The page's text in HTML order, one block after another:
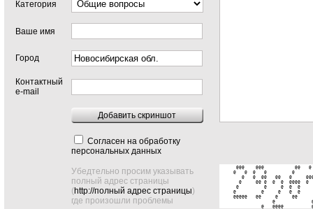
Категория
Ваше имя
Город
Контактный
e-mail
Добавить скриншот
Согласен на обработку
персональных данных
Убедтельно просим указывать
полный адрес страницы
(http://полный адрес страницы)
где произошли проблемы
@@@    @@@           @@
@   @  @   @         @
@   @  @@   @@   @
@     @@ @  @  @  @@@@
@         @     @  @  @
@         @     @   @  @
@@@@@   @@     @     @@
@
@   @@@@